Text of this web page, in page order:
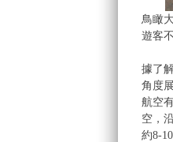
鳥瞰
遊客
據了
角度
航空
空，
約8-